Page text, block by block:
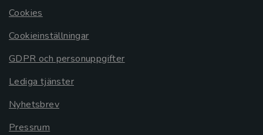
Cookies
Cookieinställningar
GDPR och personuppgifter
Lediga tjänster
Nyhetsbrev
Pressrum